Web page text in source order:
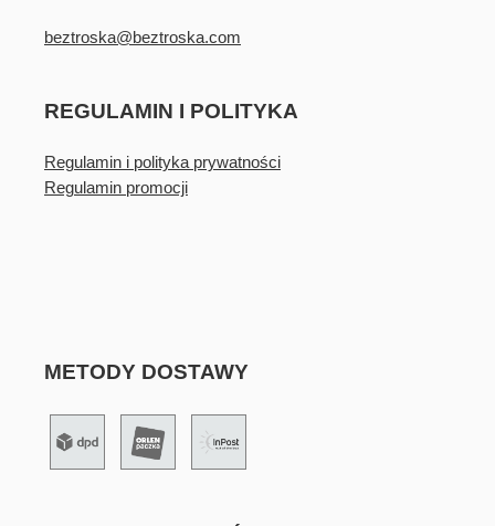
beztroska@beztroska.com
REGULAMIN I POLITYKA
Regulamin i polityka prywatności
Regulamin promocji
METODY DOSTAWY